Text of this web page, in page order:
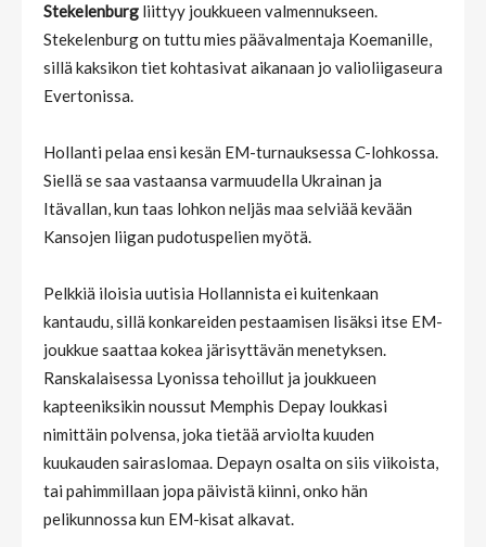
Stekelenburg liittyy joukkueen valmennukseen.
Stekelenburg on tuttu mies päävalmentaja Koemanille,
sillä kaksikon tiet kohtasivat aikanaan jo valioliigaseura
Evertonissa.
Hollanti pelaa ensi kesän EM-turnauksessa C-lohkossa.
Siellä se saa vastaansa varmuudella Ukrainan ja
Itävallan, kun taas lohkon neljäs maa selviää kevään
Kansojen liigan pudotuspelien myötä.
Pelkkiä iloisia uutisia Hollannista ei kuitenkaan
kantaudu, sillä konkareiden pestaamisen lisäksi itse EM-
joukkue saattaa kokea järisyttävän menetyksen.
Ranskalaisessa Lyonissa tehoillut ja joukkueen
kapteeniksikin noussut Memphis Depay loukkasi
nimittäin polvensa, joka tietää arviolta kuuden
kuukauden sairaslomaa. Depayn osalta on siis viikoista,
tai pahimmillaan jopa päivistä kiinni, onko hän
pelikunnossa kun EM-kisat alkavat.